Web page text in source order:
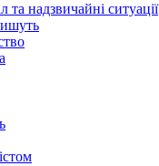
та надзвичайні ситуації